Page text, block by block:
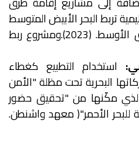
تربط البحر الأبيض المتوسط
بالخليج العربي (معهد الشرق الأوسط. (2023).ومشروع ربط
استخدام التطبيع كغطاء
البحرية تحت مظلة "الأمن
الذي مكّنها من "تحقيق حضور
للبحر الأحمر"( معهد واشنطن.